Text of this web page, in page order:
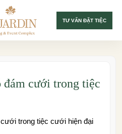
TƯ VẤN ĐẶT TIỆC
đám cưới trong tiệc